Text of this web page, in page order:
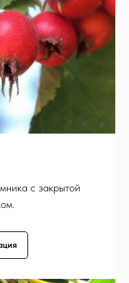
с закрытой